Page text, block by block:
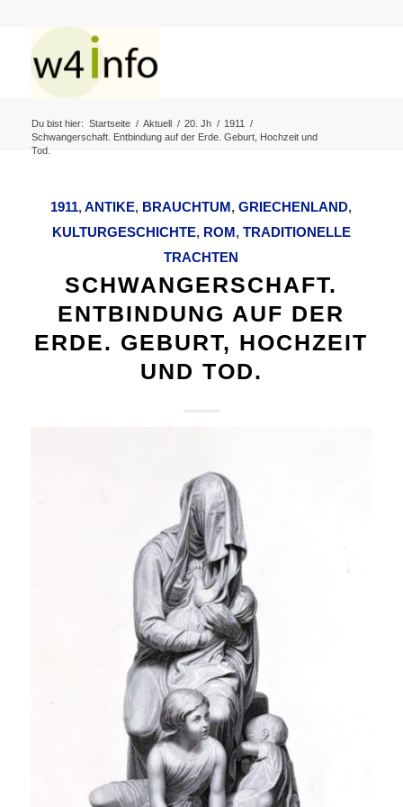
Du bist hier: Startseite / Aktuell / 20. Jh / 1911
/
Schwangerschaft. Entbindung auf der Erde. Geburt, Hochzeit und
Tod.
1911,ANTIKE, BRAUCHTUM,GRIECHENLAND,
KULTURGESCHICHTE, ROM, TRADITIONELLE
TRACHTEN
SCHWANGERSCHAFT.
ENTBINDUNG AUF DER
ERDE. GEBURT, HOCHZEIT
UND TOD.